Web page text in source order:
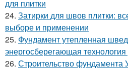
для плитки
24. Затирки для швов плитки:
выборе и применении
25. Фундамент утепленная
энергосберегающая
26. Строительство